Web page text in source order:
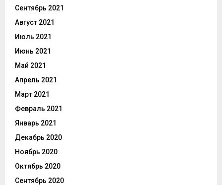
Сентябрь 2021
Август 2021
Июль 2021
Июнь 2021
Май 2021
Апрель 2021
Март 2021
Февраль 2021
Январь 2021
Декабрь 2020
Ноябрь 2020
Октябрь 2020
Сентябрь 2020